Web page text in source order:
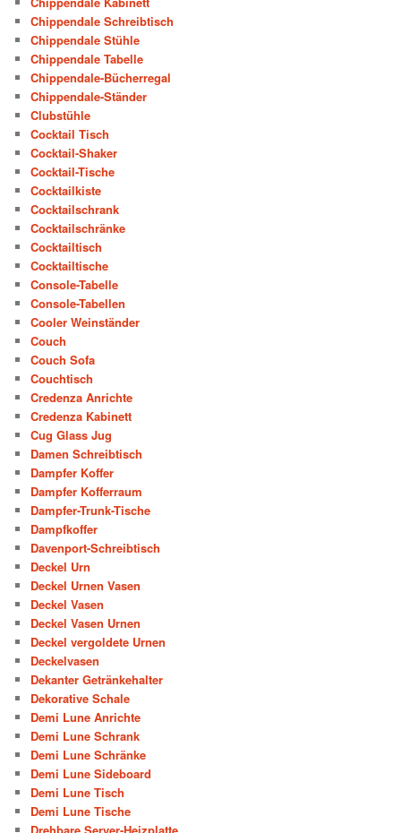
Chippendale Schreibtisch
Chippendale Stühle
Chippendale Tabelle
Chippendale-Bücherregal
Chippendale-Ständer
Clubstühle
Cocktail Tisch
Cocktail-Shaker
Cocktail-Tische
Cocktailkiste
Cocktailschrank
Cocktailschränke
Cocktailtisch
Cocktailtische
Console-Tabelle
Console-Tabellen
Cooler Weinständer
Couch
Couch Sofa
Couchtisch
Credenza Anrichte
Credenza Kabinett
Cug Glass Jug
Damen Schreibtisch
Dampfer Koffer
Dampfer Kofferraum
Dampfer-Trunk-Tische
Dampfkoffer
Davenport-Schreibtisch
Deckel Urn
Deckel Urnen Vasen
Deckel Vasen
Deckel Vasen Urnen
Deckel vergoldete Urnen
Deckelvasen
Dekanter Getränkehalter
Dekorative Schale
Demi Lune Anrichte
Demi Lune Schrank
Demi Lune Schränke
Demi Lune Sideboard
Demi Lune Tisch
Demi Lune Tische
Drehbare Server-Heizplatte